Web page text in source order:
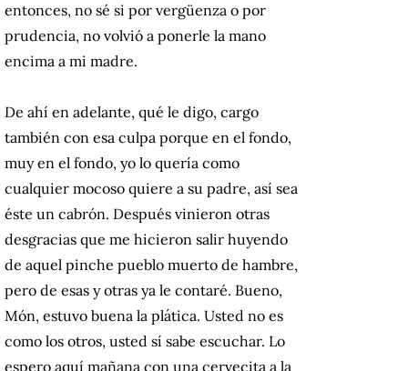
entonces, no sé si por vergüenza o por
prudencia, no volvió a ponerle la mano
encima a mi madre.
De ahí en adelante, qué le digo, cargo
también con esa culpa porque en el fondo,
muy en el fondo, yo lo quería como
cualquier mocoso quiere a su padre, así sea
éste un cabrón. Después vinieron otras
desgracias que me hicieron salir huyendo
de aquel pinche pueblo muerto de hambre,
pero de esas y otras ya le contaré. Bueno,
Món, estuvo buena la plática. Usted no es
como los otros, usted sí sabe escuchar. Lo
espero aquí mañana con una cervecita a la